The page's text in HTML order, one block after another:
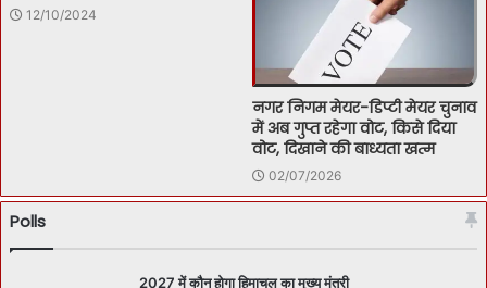
12/10/2024
नगर निगम मेयर-डिप्टी मेयर चुनाव
में अब गुप्त रहेगा वोट, किसे दिया
वोट, दिखाने की बाध्यता खत्म
02/07/2026
Polls
2027 में कौन होगा हिमाचल का मुख्य मंत्री